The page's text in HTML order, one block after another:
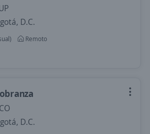
D.C.
Remoto
D.C.